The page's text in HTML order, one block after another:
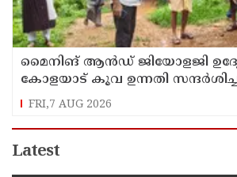
മൈനിങ് ആൻഡ്​ ജിയോളജി
കോളയാട് കൂവ ഉന്നതി
FRI,7 AUG 2026
Latest